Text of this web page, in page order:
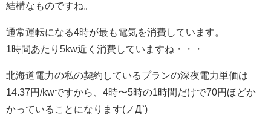
結構なものですね。
通常運転になる4時が最も電気を消費しています。
1時間あたり5kw近く消費していますね・・・
北海道電力の私の契約しているプランの深夜電力単価は
14.37円/kwですから、4時〜5時の1時間だけで70円ほどか
かっていることになります(ノД`)